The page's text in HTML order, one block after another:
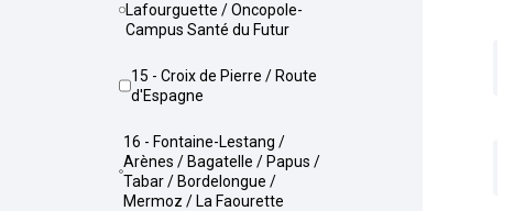
Lafourguette / Oncopole-
Campus Santé du Futur
15 - Croix de Pierre / Route
d'Espagne
16 - Fontaine-Lestang /
Arènes / Bagatelle / Papus /
Tabar / Bordelongue /
Mermoz / La Faourette